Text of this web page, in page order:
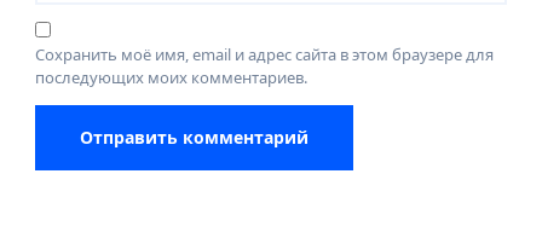
Сохранить моё имя, email и адрес сайта в этом браузере для
последующих моих комментариев.